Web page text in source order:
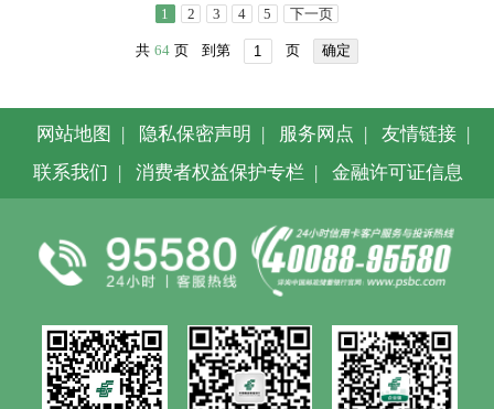
1 2 3 4 5 下一页
共 64 页 到第 页 确定
网站地图 | 隐私保密声明 | 服务网点 | 友情链接 |
联系我们 | 消费者权益保护专栏 | 金融许可证信息